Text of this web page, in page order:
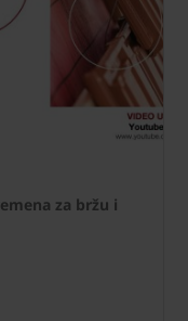
za bržu i